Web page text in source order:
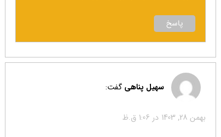
پاسخ
سهیل پناهی گفت:
بهمن 28, 1403 در 1:06 ق.ظ